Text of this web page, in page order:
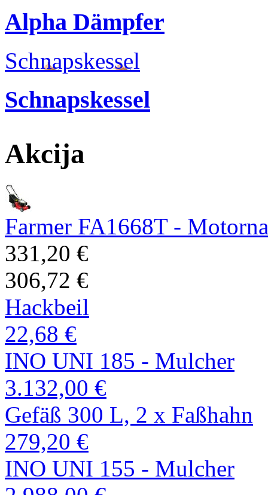
Alpha Dämpfer
Schnapskessel
Schnapskessel
Akcija
Farmer FA1668T -
331,20 €
306,72 €
Hackbeil
22,68 €
INO UNI 185 - Mulcher
3.132,00 €
Gefäß 300 L, 2 x Faßhahn
279,20 €
INO UNI 155 - Mulcher